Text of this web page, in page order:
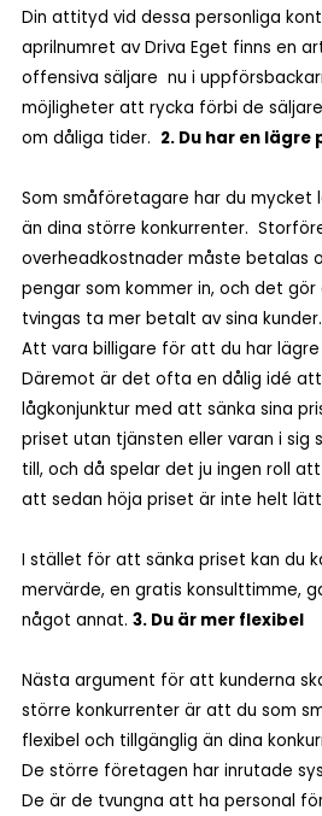
Din attityd vid dessa personliga
aprilnumret av Driva Eget finns en
offensiva säljare nu i
möjligheter att rycka förbi de
om dåliga tider. 2. Du har en lägre
Som småföretagare har du mycket
än dina större konkurrenter.
overheadkostnader måste betalas
pengar som kommer in, och det
tvingas ta mer betalt av sina kunder.
Att vara billigare för att du har
Däremot är det ofta en dålig idé
lågkonjunktur med att sänka sina
priset utan tjänsten eller varan i sig
till, och då spelar det ju ingen roll
att sedan höja priset är inte helt
I stället för att sänka priset kan du
mervärde, en gratis konsulttimme,
något annat. 3. Du är mer flexibel
Nästa argument för att kunderna
större konkurrenter är att du som
flexibel och tillgänglig än dina
De större företagen har inrutade
De är de tvungna att ha personal